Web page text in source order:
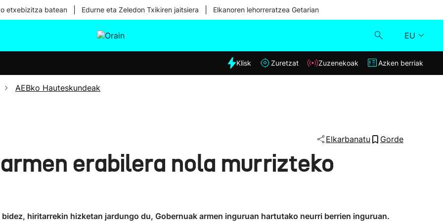
etxebizitza batean Edurne eta Zeledon Txikiren jaitsiera Elkanoren lehorreratzea Getarian
EU
Eguraldia
Klisk
Klisk Zuretzat Zuzenekoak Azken berriak
AEBko Hauteskundeak
Elkarbanatu Gorde
erabilera nola murrizteko
hiritarrekin hizketan jardungo du, Gobernuak armen inguruan hartutako neurri berrien inguruan.